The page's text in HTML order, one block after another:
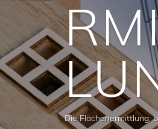
Die Flächenermittlung,